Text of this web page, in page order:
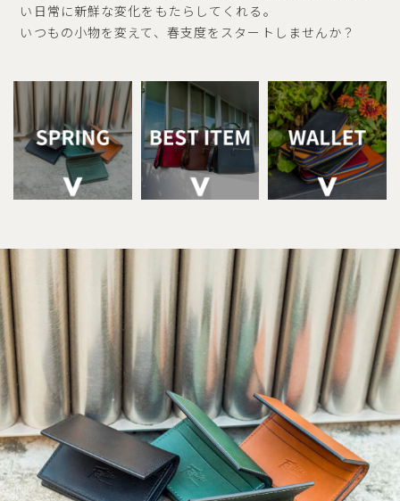
い日常に新鮮な変化をもたらしてくれる。
いつもの小物を変えて、春支度をスタートしませんか？